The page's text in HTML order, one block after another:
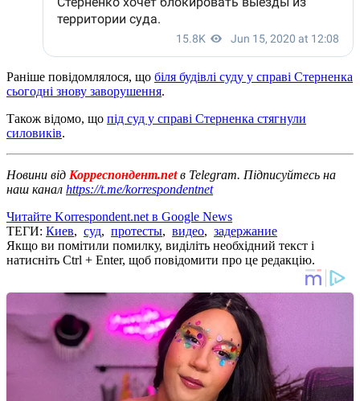
Раніше повідомлялося, що біля будівлі суду у справі Стерненка
сьогодні знову заворушення.
Також відомо, що під суд у справі Стерненка стягнули
силовиків.
Новини від Корреспондент.netв Telegram. Підписуйтесь на
наш канал https://t.me/korrespondentnet
Читайте Korrespondent.net в Google News
ТЕГИ: Киев, суд, протесты, видео, задержание
Якщо ви помітили помилку, виділіть необхідний текст і
натисніть Ctrl + Enter, щоб повідомити про це редакцію.